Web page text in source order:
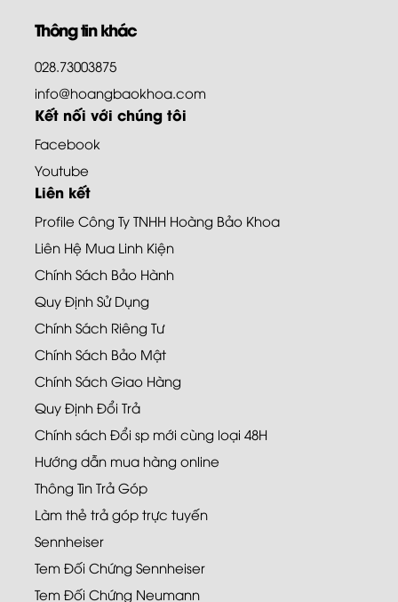
Thông tin khác
028.73003875
info@hoangbaokhoa.com
Kết nối với chúng tôi
Facebook
Youtube
Liên kết
Profile Công Ty TNHH Hoàng Bảo Khoa
Liên Hệ Mua Linh Kiện
Chính Sách Bảo Hành
Quy Định Sử Dụng
Chính Sách Riêng Tư
Chính Sách Bảo Mật
Chính Sách Giao Hàng
Quy Định Đổi Trả
Chính sách Đổi sp mới cùng loại 48H
Hướng dẫn mua hàng online
Thông Tin Trả Góp
Làm thẻ trả góp trực tuyến
Sennheiser
Tem Đối Chứng Sennheiser
Tem Đối Chứng Neumann